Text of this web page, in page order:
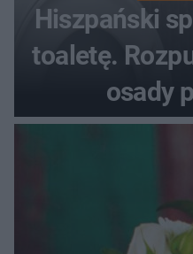
Hiszpański
toaletę.
osady